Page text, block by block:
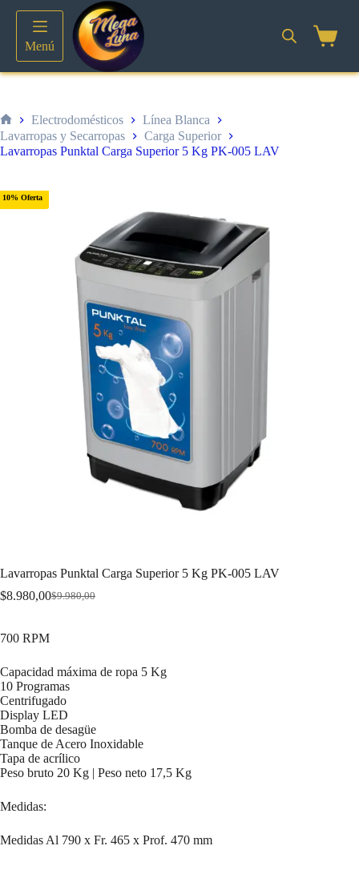
contenido
Menú
Inicio
Electrodomésticos
Línea Blanca
Lavarropas y Secarropas
Carga Superior
Lavarropas Punktal Carga Superior 5 Kg PK-005 LAV
10% Oferta
Lavarropas Punktal Carga Superior 5 Kg PK-005 LAV
$9.980,00
Original
was:
$9.980,00.
$8.980,00Current
is:
$8.980,00.
700 RPM
Capacidad máxima de ropa 5 Kg
10 Programas
Centrifugado
Display LED
Bomba de desagüe
Tanque de Acero Inoxidable
Tapa de acrílico
Peso bruto 20 Kg | Peso neto 17,5 Kg
Medidas:
Medidas Al 790 x Fr. 465 x Prof. 470 mm